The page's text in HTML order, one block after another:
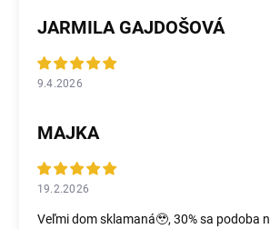
JARMILA GAJDOŠOVÁ
9.4.2026
MAJKA
19.2.2026
Veľmi dom sklamaná🥹, 30% sa podoba